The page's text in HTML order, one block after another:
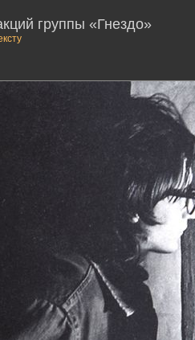
группы «Гнездо»